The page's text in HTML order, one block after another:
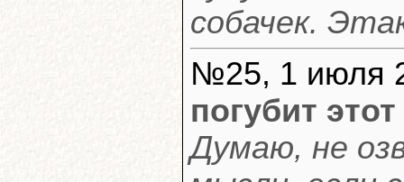
собачек.
№25, 1 июля
погубит
Думаю, не